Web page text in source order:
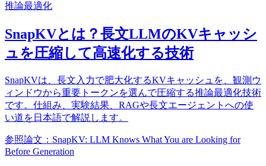
推論最適化
SnapKVとは？長文LLMのKVキャッシ
ュを圧縮して高速化する技術
SnapKVは、長文入力で肥大化するKVキャッシュを、観測ウ
ィンドウから重要トークンを選んで圧縮する推論最適化技術
です。仕組み、実験結果、RAGや長文エージェントへの使
い道を日本語で解説します。
参照論文：SnapKV: LLM Knows What You are Looking for
Before Generation